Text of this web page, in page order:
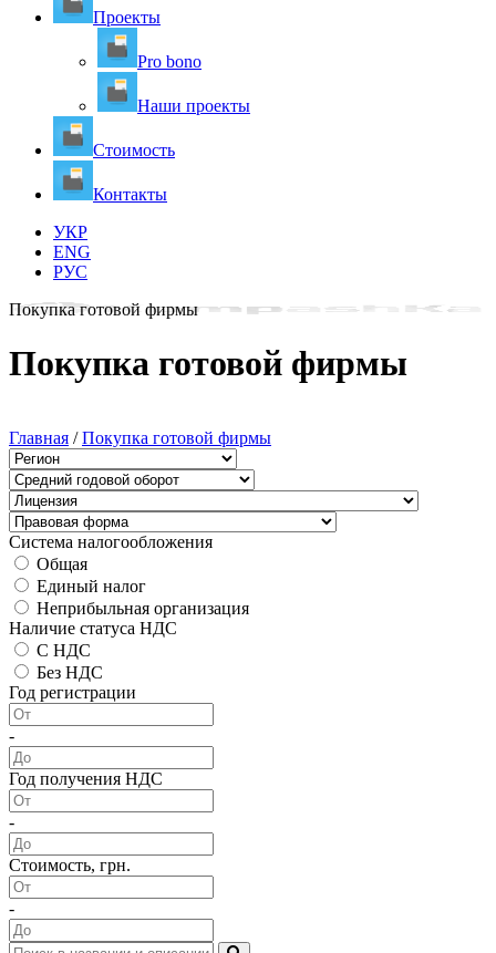
Проекты
Pro bono
Наши проекты
Стоимость
Контакты
УКР
ENG
РУС
Покупка готовой фирмы
Покупка готовой фирмы
Главная /Покупка готовой фирмы
Система налогообложения
Общая
Единый налог
Неприбыльная организация
Наличие статуса НДС
С НДС
Без НДС
Год регистрации
-
Год получения НДС
-
Стоимость, грн.
-